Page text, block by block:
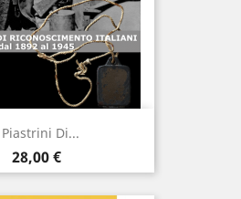
Di...
Prezzo
28,00 €